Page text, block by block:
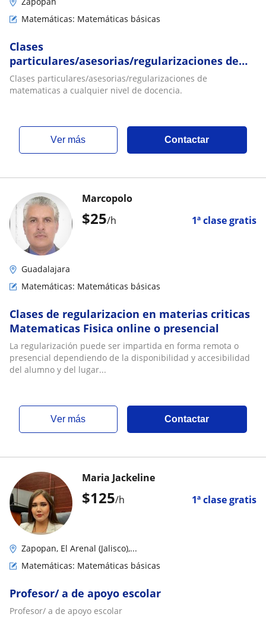
Matemáticas: Matemáticas básicas
Clases
particulares/asesorias/regularizaciones de
matematicas a cualquier nivel de docencia
Clases particulares/asesorias/regularizaciones de
matematicas a cualquier nivel de docencia.
ver más Contactar
$25/h 1ª clase gratis
Marcopolo
Guadalajara
Matemáticas: Matemáticas básicas
Clases de regularizacion en materias criticas
Matematicas Fisica online o presencial
La regularización puede ser impartida en forma remota o
presencial dependiendo de la disponibilidad y accesibilidad
del alumno y del lugar...
ver más Contactar
$125/h 1ª clase gratis
Maria Jackeline
Zapopan, El Arenal (Jalisco),...
Matemáticas: Matemáticas básicas
Profesor/ a de apoyo escolar
Profesor/ a de apoyo escolar